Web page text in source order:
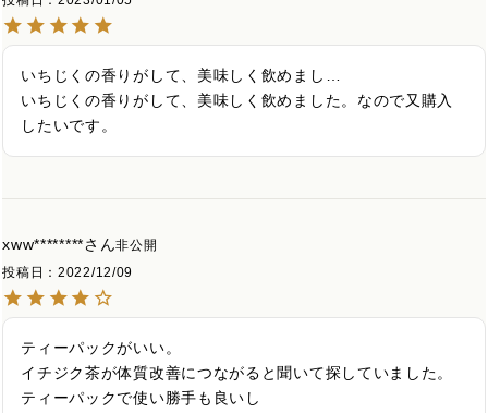
いちじくの香りがして、美味しく飲めまし…
いちじくの香りがして、美味しく飲めました。なので又購入
したいです。
xww********
非公開
投稿日
2022/12/09
ティーパックがいい。
イチジク茶が体質改善につながると聞いて探していました。
ティーパックで使い勝手も良いし